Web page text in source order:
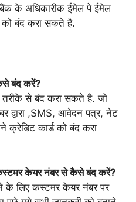
के अधिकारीक ईमेल पे ईमेल
बंद करा सकते है.
बंद करें?
तरीके से बंद करा सकते है. जो
द्वारा ,SMS, आवेदन पत्र, नेट
क्रेडिट कार्ड को बंद करा
केयर नंबरसे कैसे बंद करें?
के लिए कस्टमर केयर नंबर पर